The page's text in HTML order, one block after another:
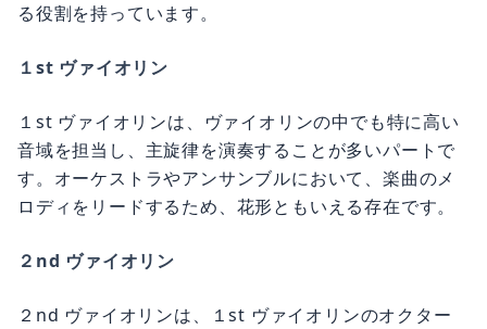
る役割を持っています。
１st ヴァイオリン
１st ヴァイオリンは、ヴァイオリンの中でも特に高い
音域を担当し、主旋律を演奏することが多いパートで
す。オーケストラやアンサンブルにおいて、楽曲のメ
ロディをリードするため、花形ともいえる存在です。
２nd ヴァイオリン
２nd ヴァイオリンは、１st ヴァイオリンのオクター